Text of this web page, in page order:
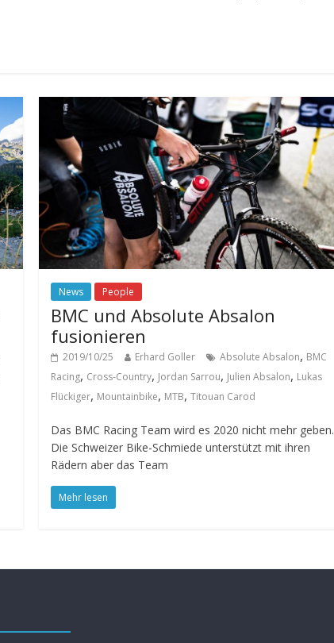
News People
BMC und Absolute Absalon
fusionieren
2019/10/25 Erhard Goller Absolute Absalon, BMC
Racing, Cross-Country, Jordan Sarrou, Julien Absalon, Lukas
Flückiger, Mountainbike, MTB,Titouan Carod
Das BMC Racing Team wird es 2020 nicht mehr geben.
Die Schweizer Bike-Schmiede unterstützt mit ihren
Rädern aber das Team
Mehr lesen